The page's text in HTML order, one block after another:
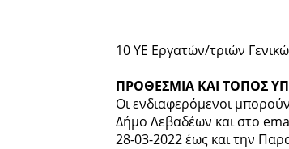
10 ΥΕ Εργατών/τριών
ΠΡΟΘΕΣΜΙΑ ΚΑΙ ΤΟΠΟΣ
Οι ενδιαφερόμενοι
Δήμο Λεβαδέων και στο
28-03-2022 έως καιτην